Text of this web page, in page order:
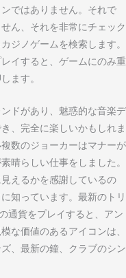
ではありません。それで
ん、それを非常にチェック
ジノゲームを検索します。
イすると、ゲームにのみ重
ます。
ドがあり、魅惑的な音楽デ
、完全に楽しいかもしれま
数のジョーカーはマナーが
晴らしい仕事をしました。
えるかを感謝しているの
知っています。最新のトリ
通貨をプレイすると、アン
な価値のあるアイコンは、
、最新の鐘、クラブのシン